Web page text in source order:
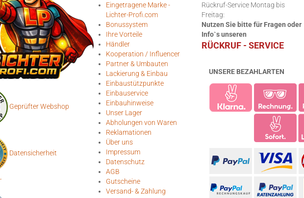
Geprüfter Webshop
Datensicherheit
Eingetragene Marke -
Lichter-Profi.com
Bonussystem
Ihre Vorteile
Händler
Kooperation / Influencer
Partner & Umbauten
Lackierung & Einbau
Einbaustützpunkte
Einbauservice
Einbauhinweise
Unser Lager
Abholungen von Waren
Reklamationen
Über uns
Impressum
Datenschutz
AGB
Gutscheine
Versand- & Zahlung
Rückruf-Service Montag bis
Freitag:
Nutzen Sie bitte für Fragen oder
Info`s unseren
RÜCKRUF - SERVICE
UNSERE BEZAHLARTEN